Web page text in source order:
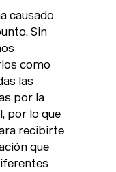
causado
Sin
como
las
por la
por lo que
recibirte
que